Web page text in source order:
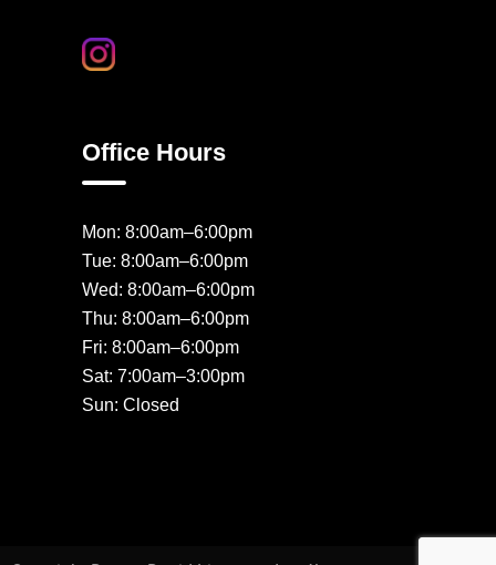
Office Hours
Mon: 8:00am–6:00pm
Tue: 8:00am–6:00pm
Wed: 8:00am–6:00pm
Thu: 8:00am–6:00pm
Fri: 8:00am–6:00pm
Sat: 7:00am–3:00pm
Sun: Closed